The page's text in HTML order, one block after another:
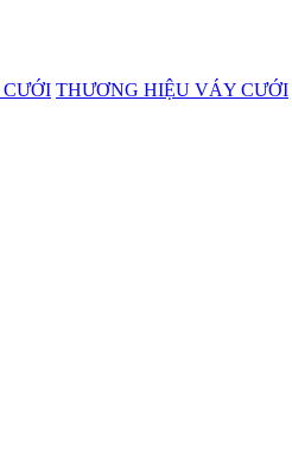
CƯỚI THƯƠNG HIỆU VÁY CƯỚI